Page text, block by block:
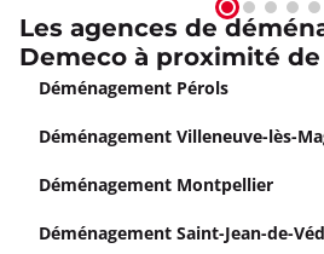
Les agences de
Demeco à proximité
Déménagement Pérols
Déménagement Villeneuve-lès-
Déménagement Montpellier
Déménagement Saint-Jean-de-